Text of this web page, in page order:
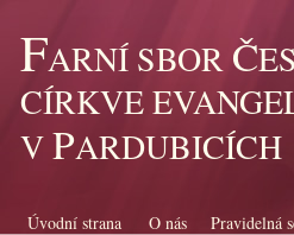
FARNÍ SBOR Č
CÍRKVE
VPARDUBICÍCH
Úvodní strana O nás Pravidelná